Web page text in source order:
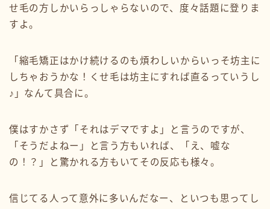
せ毛の方しかいらっしゃらないので、度々話題に登りま
すよ。
「縮毛矯正はかけ続けるのも煩わしいからいっそ坊主に
しちゃおうかな！くせ毛は坊主にすれば直るっていうし
♪」なんて具合に。
僕はすかさず「それはデマですよ」と言うのですが、
「そうだよねー」と言う方もいれば、「え、嘘な
の！？」と驚かれる方もいてその反応も様々。
信じてる人って意外に多いんだなー、といつも思ってし